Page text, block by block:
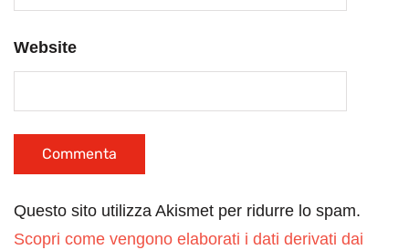
Website
Questo sito utilizza Akismet per ridurre lo spam.
Scopri come vengono elaborati i dati derivati dai